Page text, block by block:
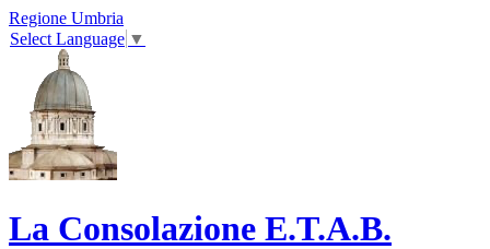
Regione Umbria
Select Language ▼
La Consolazione E.T.A.B.